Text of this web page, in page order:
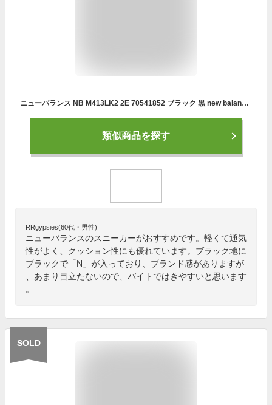
ニューバランス NB M413LK2 2E 70541852 ブラック 黒 new balance メンズ ランニングシューズ
類似商品を探す
RRgypsies(60代・男性)
ニューバランスのスニーカーがおすすめです。軽くて通気
性がよく、クッション性にも優れています。ブラック地に
ブラックで「N」が入っており、ブランド感がありますが
、あまり目立たないので、バイトではきやすいと思います
。
SOLD